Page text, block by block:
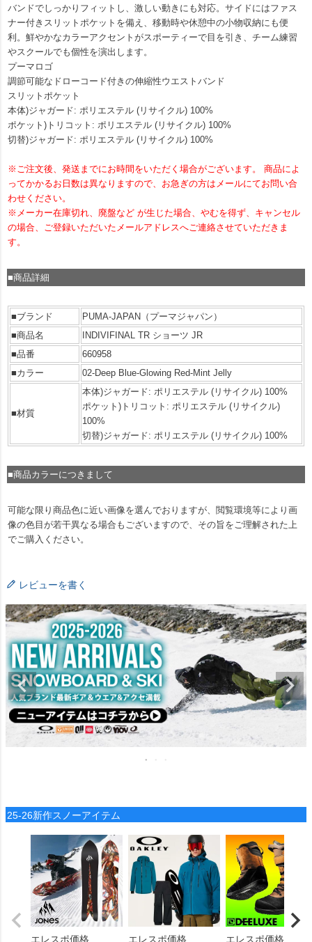
バンドでしっかりフィットし、激しい動きにも対応。サイドにはファス
ナー付きスリットポケットを備え、移動時や休憩中の小物収納にも便
利。鮮やかなカラーアクセントがスポーティーで目を引き、チーム練習
やスクールでも個性を演出します。
プーマロゴ
調節可能なドローコード付きの伸縮性ウエストバンド
スリットポケット
本体)ジャガード: ポリエステル (リサイクル) 100%
ポケット)トリコット: ポリエステル (リサイクル) 100%
切替)ジャガード: ポリエステル (リサイクル) 100%
※ご注文後、発送までにお時間をいただく場合がございます。 商品によ
ってかかるお日数は異なりますので、お急ぎの方はメールにてお問い合
わせください。
※メーカー在庫切れ、廃盤など が生じた場合、やむを得ず、キャンセル
の場合、ご登録いただいたメールアドレスへご連絡させていただきま
す。
■商品詳細
■ブランド
PUMA-JAPAN（プーマジャパン）
■商品名
INDIVIFINAL TR ショーツ JR
■品番
660958
■カラー
02-Deep Blue-Glowing Red-Mint Jelly
■材質
本体)ジャガード: ポリエステル (リサイクル) 100%
ポケット)トリコット: ポリエステル (リサイクル)
100%
切替)ジャガード: ポリエステル (リサイクル) 100%
■商品カラーにつきまして
可能な限り商品色に近い画像を選んでおりますが、閲覧環境等により画
像の色目が若干異なる場合もございますので、その旨をご理解された上
でご購入ください。
レビューを書く
25-26新作スノーアイテム
エレスポ価格 エレスポ価格 エレスポ価格